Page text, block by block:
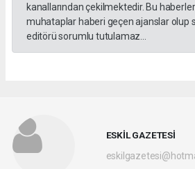
kanallarından çekilmektedir. Bu
muhataplar haberi geçen ajanslar olup
editörü sorumlu tutulamaz...
ESKİL GAZETESİ